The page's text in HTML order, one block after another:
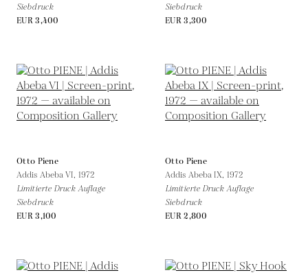
Siebdruck
EUR 3,400
Siebdruck
EUR 3,300
Otto Piene
Addis Abeba VI, 1972
Limitierte Druck Auflage
Siebdruck
EUR 3,100
Otto Piene
Addis Abeba IX, 1972
Limitierte Druck Auflage
Siebdruck
EUR 2,800